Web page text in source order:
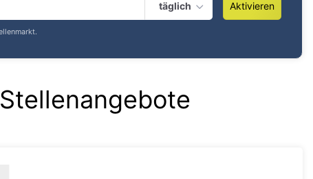
täglich Aktivieren
Stellenangebote